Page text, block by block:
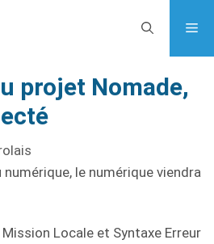
projet Nomade,
numérique, le numérique viendra
Locale et Syntaxe Erreur